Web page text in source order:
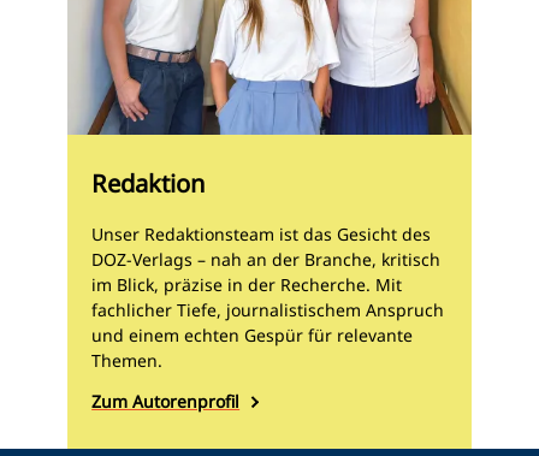
Redaktion
Unser Redaktionsteam ist das Gesicht des
DOZ-Verlags – nah an der Branche, kritisch
im Blick, präzise in der Recherche. Mit
fachlicher Tiefe, journalistischem Anspruch
und einem echten Gespür für relevante
Themen.
Zum Autorenprofil